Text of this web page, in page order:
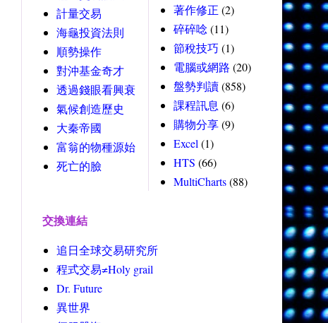
計量交易
海龜投資法則
順勢操作
對沖基金奇才
透過錢眼看興衰
氣候創造歷史
大秦帝國
富翁的物種源始
死亡的臉
著作修正 (2)
碎碎唸 (11)
節稅技巧 (1)
電腦或網路 (20)
盤勢判讀(858)
課程訊息 (6)
購物分享(9)
Excel (1)
HTS (66)
MultiCharts(88)
交換連結
追日全球交易研究所
程式交易≠Holy grail
Dr. Future
異世界